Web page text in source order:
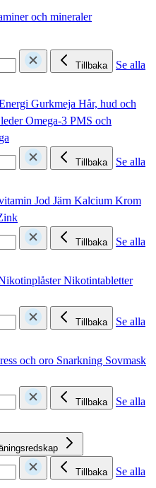
och mineraler
Tillbaka
Se alla
Gurkmeja Hår, hud och
Omega-3 PMS och
Tillbaka
Se alla
Jod Järn Kalcium Krom
Tillbaka
Se alla
Nikotintabletter
Tillbaka
Se alla
och oro Snarkning Sovmask
Tillbaka
Se alla
Tillbaka
Se alla